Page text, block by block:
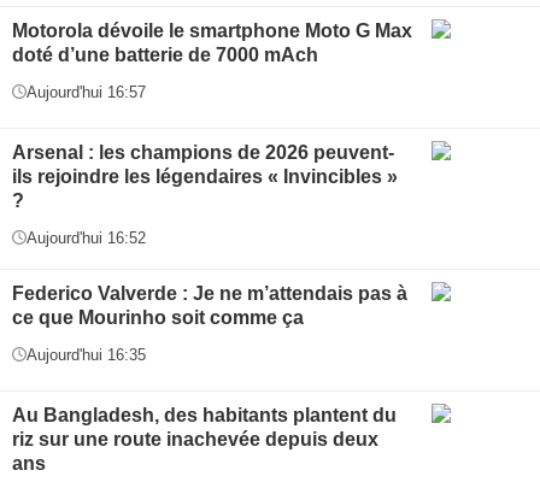
Motorola dévoile le smartphone Moto G Max
doté d’une batterie de 7000 mAch
Aujourd'hui 16:57
Arsenal : les champions de 2026 peuvent-
ils rejoindre les légendaires « Invincibles »
?
Aujourd'hui 16:52
Federico Valverde : Je ne m’attendais pas à
ce que Mourinho soit comme ça
Aujourd'hui 16:35
Au Bangladesh, des habitants plantent du
riz sur une route inachevée depuis deux
ans